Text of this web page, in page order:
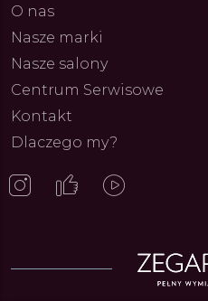
O nas
Nasze marki
Nasze salony
Centrum Serwisowe
Kontakt
Dlaczego my?